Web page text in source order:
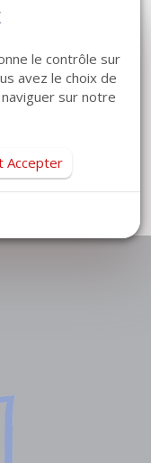
/ GES
572 m2
572 m2
le contrôle sur
avez le choix de
sur notre
Accepter